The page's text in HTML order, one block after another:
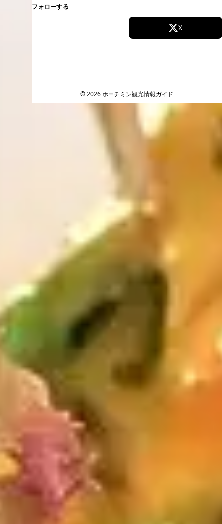
フォローする
X
© 2026 ホーチミン観光情報ガイド